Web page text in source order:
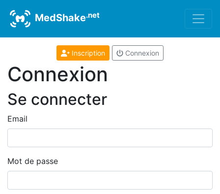
MedShake.net
Inscription Connexion
Connexion
Se connecter
Email
Mot de passe